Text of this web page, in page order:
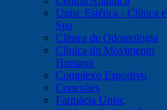
Unisc Estética - Clínica e
Spa
Clínica de Odontologia
Clínica do Movimento
Humano
Complexo Esportivo
Conexões
Farmácia Unisc